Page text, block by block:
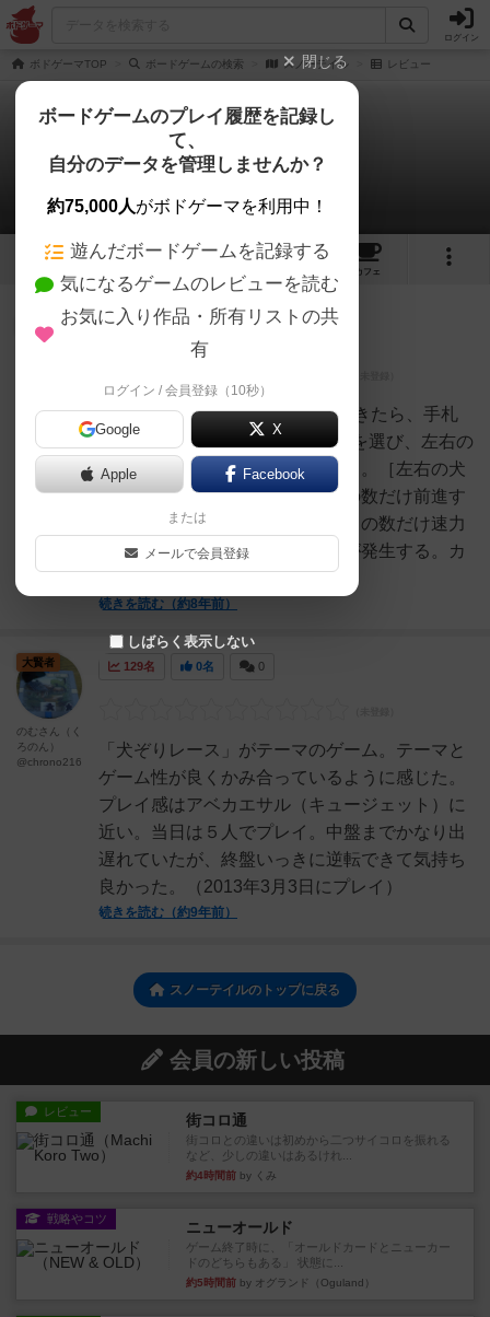
ログイン
ボドゲーマTOP ボードゲームの検索 スノーテイル レビュー
スノーテイル
2件のレビュー
2 2
カフェ
189名 充実
2頭引きの犬ぞりレース。手番がきたら、手札
にある1～5のカードから"1種類"を選び、左右の
犬の速力かブレーキを上書きする。［左右の犬
の合計速力－ブレーキ＝速度］の数だけ前進す
る間に、［左右の犬の速力の差］の数だけ速力
の強い方向に横移動＝ドリフトが発生する。カ
ーブへの突入時に...
続きを読む（約8年前）
勇者
129名 0名 0
「犬ぞりレース」がテーマのゲーム。テーマと
ゲーム性が良くかみ合っているように感じた。
プレイ感はアベカエサル（キュージェット）に
近い。当日は５人でプレイ。中盤までかなり出
遅れていたが、終盤いっきに逆転できて気持ち
良かった。（2013年3月3日にプレイ）
続きを読む（約9年前）
大賢者
のむさん（く
ろのん）
@chrono216
スノーテイルのトップに戻る
会員の新しい投稿
レビュー 街コロ通
街コロとの違いは初めから二つサイコロを振れる
など、少しの違いはあるけれ...
約4時間前 by くみ
戦略やコツ ニューオールド
ゲーム終了時に、「オールドカードとニューカー
ドのどちらもある」 状態に...
約5時間前 by オグランド（Oguland）
閉じる
ボードゲームのプレイ履歴を記録し
て、
自分のデータを管理しませんか？
約75,000人がボドゲーマを利用中！
遊んだボードゲームを記録する
気になるゲームのレビューを読む
お気に入り作品・所有リストの共
有
ログイン / 会員登録（10秒）
Google X
Apple Facebook
または
メールで会員登録
しばらく表示しない